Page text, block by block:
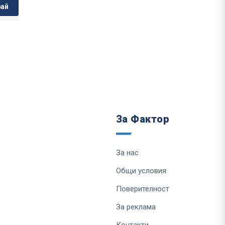
За Фактор
За нас
Общи условия
Поверителност
За реклама